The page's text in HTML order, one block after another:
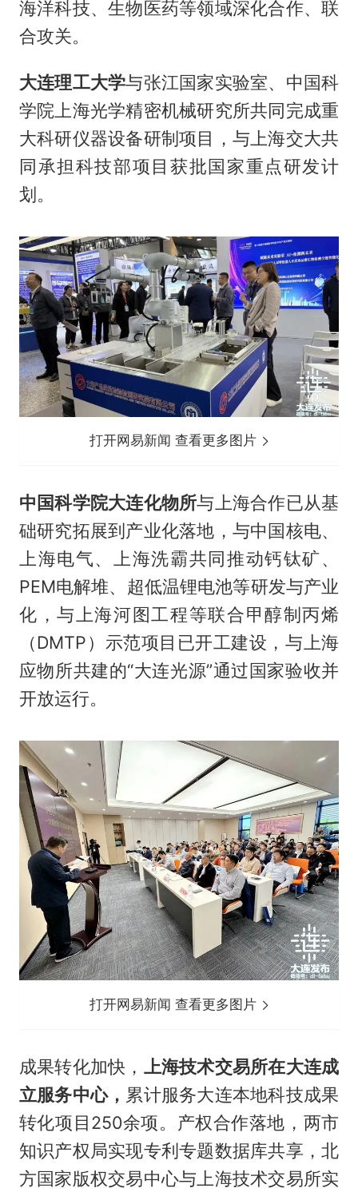
海洋科技、生物医药等领域深化合作、联
合攻关。
大连理工大学与张江国家实验室、中国科
学院上海光学精密机械研究所共同完成重
大科研仪器设备研制项目，与上海交大共
同承担科技部项目获批国家重点研发计
划。
打开网易新闻 查看更多图片
中国科学院大连化物所与上海合作已从基
础研究拓展到产业化落地，与中国核电、
上海电气、上海洗霸共同推动钙钛矿、
PEM电解堆、超低温锂电池等研发与产业
化，与上海河图工程等联合甲醇制丙烯
（DMTP）示范项目已开工建设，与上海
应物所共建的“大连光源”通过国家验收并
开放运行。
打开网易新闻 查看更多图片
成果转化加快， 上海技术交易所在大连成
立服务中心， 累计服务大连本地科技成果
转化项目250余项。产权合作落地，两市
知识产权局实现专利专题数据库共享，北
方国家版权交易中心与上海技术交易所实